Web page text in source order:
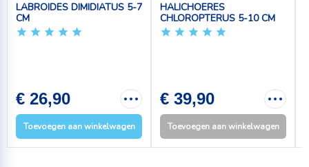
LABROIDES DIMIDIATUS 5-7
CM
€ 26,90
Toevoegen aan winkelwagen
HALICHOERES
CHLOROPTERUS 5-10 CM
€ 39,90
Toevoegen aan winkelwagen